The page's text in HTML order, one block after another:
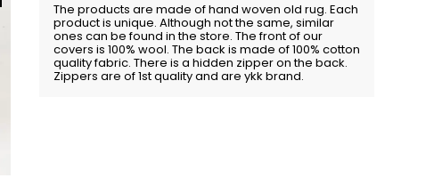
The products are made of hand woven old rug. Each
product is unique. Although not the same, similar
ones can be found in the store. The front of our
covers is 100% wool. The back is made of 100% cotton
quality fabric. There is a hidden zipper on the back.
Zippers are of 1st quality and are ykk brand.